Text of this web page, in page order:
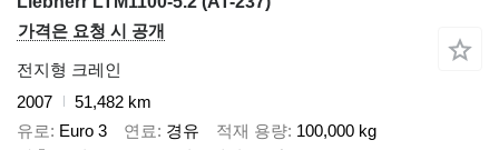
가격은 요청 시 공개
전지형 크레인
2007
51,482 km
유로
Euro 3 연료 경유 적재 용량 100,000 kg